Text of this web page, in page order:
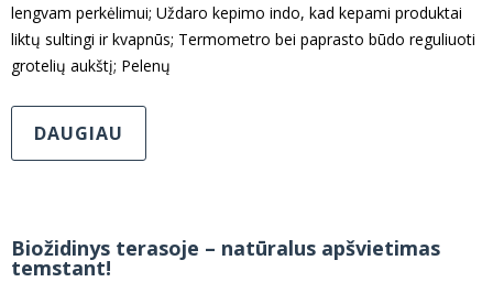
lengvam perkėlimui; Uždaro kepimo indo, kad kepami produktai
liktų sultingi ir kvapnūs; Termometro bei paprasto būdo reguliuoti
grotelių aukštį; Pelenų
DAUGIAU
Biožidinys terasoje – natūralus apšvietimas
temstant!